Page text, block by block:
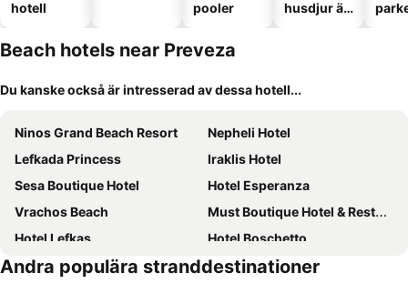
hotell
pooler
husdjur är
Beach hotels near Preveza
Du kanske också är intresserad av dessa hotell...
Ninos Grand Beach Resort
Nepheli Hotel
Lefkada Princess
Iraklis Hotel
Sesa Boutique Hotel
Hotel Esperanza
Vrachos Beach
Must Boutique Hotel & Restaurant
Hotel Lefkas
Hotel Boschetto
Poseidon Beach Hotel
Porto Ligia
Andra populära stranddestinationer